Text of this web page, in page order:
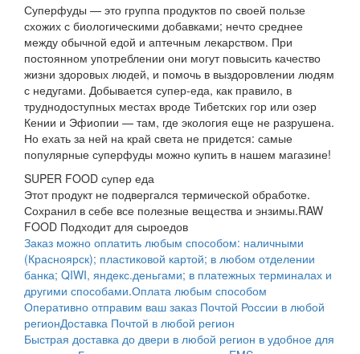
Суперфуды — это группа продуктов по своей пользе
схожих с биологическими добавками; нечто среднее
между обычной едой и аптечным лекарством. При
постоянном употреблении они могут повысить качество
жизни здоровых людей, и помочь в выздоровлении людям
с недугами. Добывается супер-еда, как правило, в
труднодоступных местах вроде Тибетских гор или озер
Кении и Эфиопии — там, где экология еще не разрушена.
Но ехать за ней на край света не придется: самые
популярные суперфуды можно купить в нашем магазине!
SUPER FOOD супер еда
Этот продукт не подвергался термической обработке.
Сохранил в себе все полезные вещества и энзимы.RAW
FOOD Подходит для сыроедов
Заказ можно оплатить любым способом: наличными
(Красноярск); пластиковой картой; в любом отделении
банка; QIWI, яндекс.деньгами; в платежных терминалах и
другими способами.Оплата любым способом
Оперативно отправим ваш заказ Почтой России в любой
регионДоставка Почтой в любой регион
Быстрая доставка до двери в любой регион в удобное для